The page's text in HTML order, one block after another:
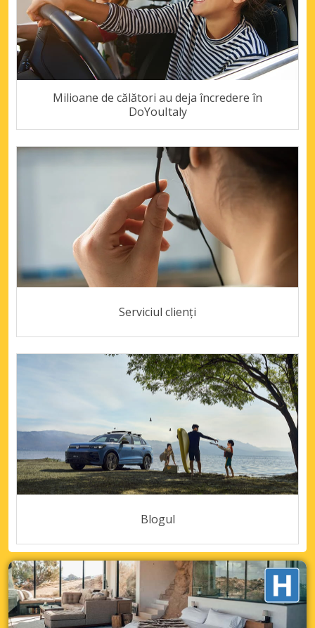
Milioane de călători au deja încredere în
DoYouItaly
Serviciul clienți
Blogul